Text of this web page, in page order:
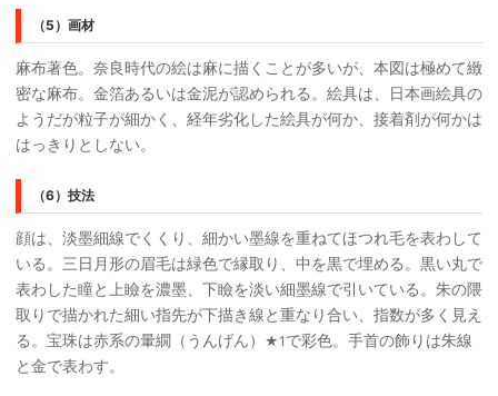
（5）画材
麻布著色。奈良時代の絵は麻に描くことが多いが、本図は極めて緻
密な麻布。金箔あるいは金泥が認められる。絵具は、日本画絵具の
ようだが粒子が細かく、経年劣化した絵具が何か、接着剤が何かは
はっきりとしない。
（6）技法
顔は、淡墨細線でくくり、細かい墨線を重ねてほつれ毛を表わして
いる。三日月形の眉毛は緑色で縁取り、中を黒で埋める。黒い丸で
表わした瞳と上瞼を濃墨、下瞼を淡い細墨線で引いている。朱の隈
取りで描かれた細い指先が下描き線と重なり合い、指数が多く見え
る。宝珠は赤系の暈繝（うんげん）
★1 で彩色。手首の飾りは朱線
と金で表わす。